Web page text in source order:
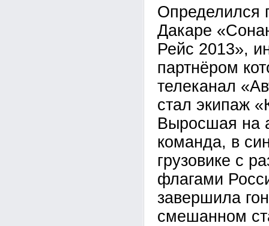
Определился
Дакаре
Рейс 2013»,
партнёром
телеканал
стал экипаж
Выросшая на
команда, в
грузовике с
флагами
завершила
смешанном